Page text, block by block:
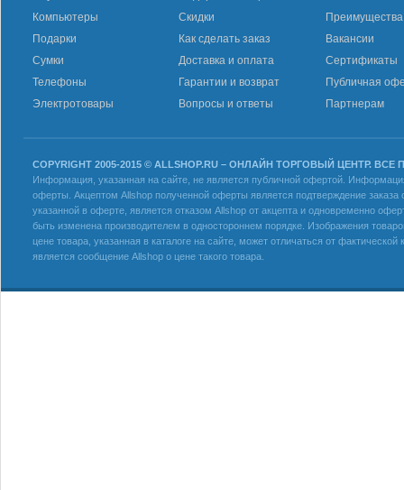
Компьютеры
Подарки
Сумки
Телефоны
Электротовары
Скидки
Как сделать заказ
Доставка и оплата
Гарантии и возврат
Вопросы и ответы
Преимущества
Вакансии
Сертификаты
Публичная
Партнерам
COPYRIGHT 2005-2015 © ALLSHOP.RU – ОНЛАЙН ТОРГОВЫЙ ЦЕНТР.
Информация, указанная на сайте, не является публичной офертой.
оферты. Акцептом Allshop полученной оферты является подтверждение
указанной в оферте, является отказом Allshop от акцепта и одновременно
быть изменена производителем в одностороннем порядке. Изображения
цене товара, указанная в каталоге на сайте, может отличаться от
является сообщение Allshop о цене такого товара.